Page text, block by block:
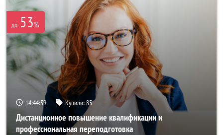
до 53%
14:44:56 Купили:85
Дистанционное повышение квалификации и
профессиональная переподготовка